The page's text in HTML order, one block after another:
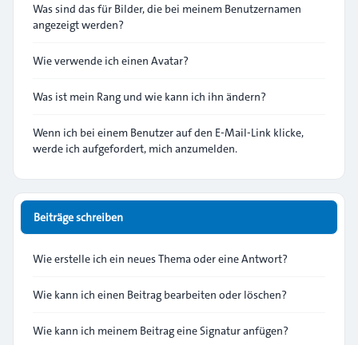
Was sind das für Bilder, die bei meinem Benutzernamen
angezeigt werden?
Wie verwende ich einen Avatar?
Was ist mein Rang und wie kann ich ihn ändern?
Wenn ich bei einem Benutzer auf den E-Mail-Link klicke,
werde ich aufgefordert, mich anzumelden.
Beiträge schreiben
Wie erstelle ich ein neues Thema oder eine Antwort?
Wie kann ich einen Beitrag bearbeiten oder löschen?
Wie kann ich meinem Beitrag eine Signatur anfügen?